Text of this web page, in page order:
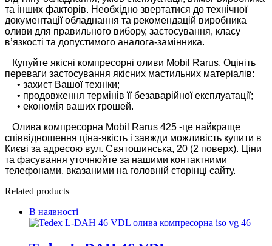
та інших факторів. Необхідно звертатися до технічної
документації обладнання та рекомендацій виробника
оливи для правильного вибору, застосування, класу
в’язкості та допустимого аналога-замінника.
Купуйте якісні компресорні оливи Mobil Rarus. Оцініть
переваги застосування якісних мастильних матеріалів:
• захист Вашої техніки;
• продовження термінів її безаварійної експлуатації;
• економія ваших грошей.
Олива компресорна Mobil Rarus 425 -це найкраще
співвідношення ціна-якість і завжди можливість купити в
Києві за адресою вул. Святошинська, 20 (2 поверх). Ціни
та фасування уточнюйте за нашими контактними
телефонами, вказаними на головній сторінці сайту.
Related products
В наявності